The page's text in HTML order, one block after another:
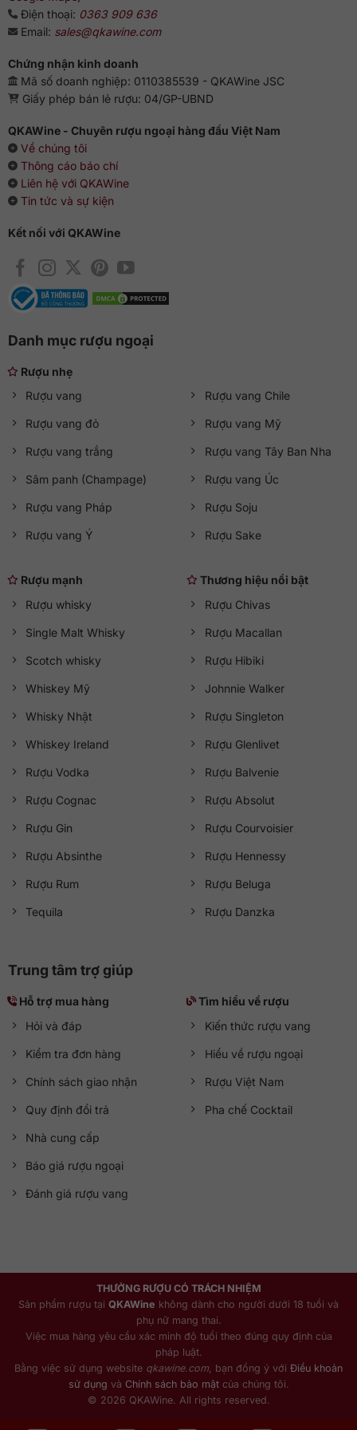
Điện thoại: 0363 909 636
Email: sales@qkawine.com
Chứng nhận kinh doanh
Mã số doanh nghiệp: 0110385539 - QKAWine JSC
Giấy phép bán lẻ rượu: 04/GP-UBND
QKAWine - Chuyên rượu ngoại hàng đầu Việt Nam
Về chúng tôi
Thông cáo báo chí
Liên hệ với QKAWine
Tin tức và sự kiện
Kết nối với QKAWine
Danh mục rượu ngoại
Rượu nhẹ
Rượu vang
Rượu vang đỏ
Rượu vang trắng
Sâm panh (Champage)
Rượu vang Pháp
Rượu vang Ý
Rượu vang Chile
Rượu vang Mỹ
Rượu vang Tây Ban Nha
Rượu vang Úc
Rượu Soju
Rượu Sake
Rượu mạnh
Rượu whisky
Single Malt Whisky
Scotch whisky
Whiskey Mỹ
Whisky Nhật
Whiskey Ireland
Rượu Vodka
Rượu Cognac
Rượu Gin
Rượu Absinthe
Rượu Rum
Tequila
Thương hiệu nổi bật
Rượu Chivas
Rượu Macallan
Rượu Hibiki
Johnnie Walker
Rượu Singleton
Rượu Glenlivet
Rượu Balvenie
Rượu Absolut
Rượu Courvoisier
Rượu Hennessy
Rượu Beluga
Rượu Danzka
Trung tâm trợ giúp
Hỗ trợ mua hàng
Hỏi và đáp
Kiểm tra đơn hàng
Chính sách giao nhận
Quy định đổi trả
Nhà cung cấp
Báo giá rượu ngoại
Đánh giá rượu vang
Tìm hiểu về rượu
Kiến thức rượu vang
Hiểu về rượu ngoại
Rượu Việt Nam
Pha chế Cocktail
THƯỞNG RƯỢU CÓ TRÁCH NHIỆM
Sản phẩm rượu tại QKAWine không dành cho người dưới 18 tuổi và
phụ nữ mang thai.
Việc mua hàng yêu cầu xác minh độ tuổi theo đúng quy định của
pháp luật.
Bằng việc sử dụng website qkawine.com , bạn đồng ý với Điều khoản
sử dụng và Chính sách bảo mậtcủa chúng tôi.
© 2026 QKAWine. All rights reserved.